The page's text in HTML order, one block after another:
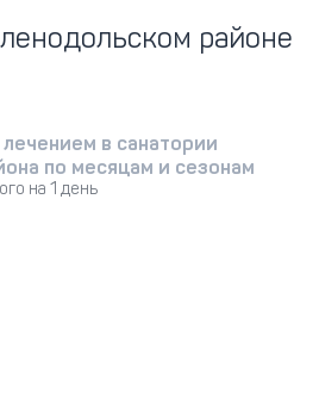
районе
в санатории
по месяцам и сезонам
на 1 день